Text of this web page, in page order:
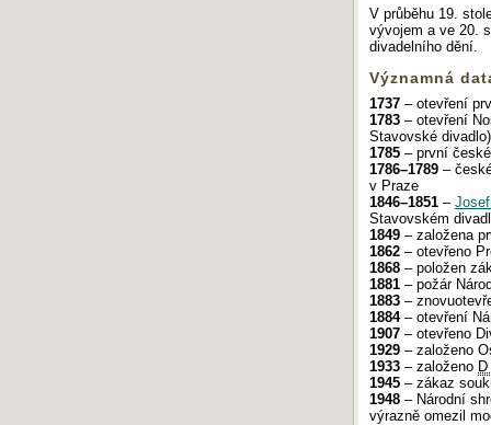
V průběhu 19.
vývojem a ve 20.
divadelního dění.
Významná
1737– otevření
1783– otevření
Stavovské divadlo)
1785– první české
1786–1789–
v Praze
1846–1851–
Stavovském
1849– založena
1862– otevřeno
1868– položen
1881– požár
1883–
1884– otevření
1907– otevřeno
1929– založeno
1933– založeno D
1945– zákaz
1948– Národní
výrazně omezil